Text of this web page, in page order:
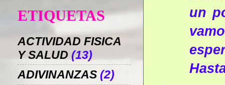
un
ETIQUETAS
ACTIVIDAD FISICA
Y SALUD (13)
ADIVINANZAS (2)